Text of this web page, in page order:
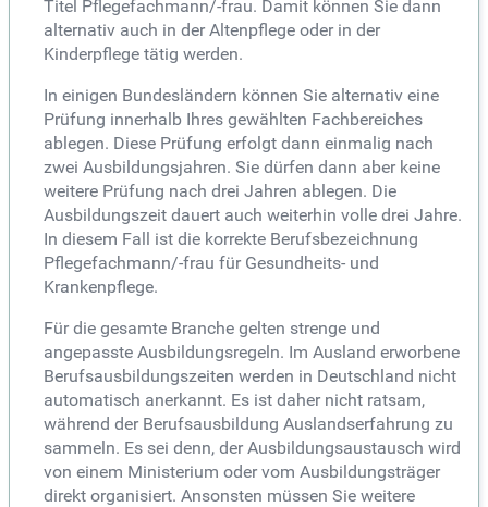
Titel Pflegefachmann/-frau. Damit können Sie dann
alternativ auch in der Altenpflege oder in der
Kinderpflege tätig werden.
In einigen Bundesländern können Sie alternativ eine
Prüfung innerhalb Ihres gewählten Fachbereiches
ablegen. Diese Prüfung erfolgt dann einmalig nach
zwei Ausbildungsjahren. Sie dürfen dann aber keine
weitere Prüfung nach drei Jahren ablegen. Die
Ausbildungszeit dauert auch weiterhin volle drei Jahre.
In diesem Fall ist die korrekte Berufsbezeichnung
Pflegefachmann/-frau für Gesundheits- und
Krankenpflege.
Für die gesamte Branche gelten strenge und
angepasste Ausbildungsregeln. Im Ausland erworbene
Berufsausbildungszeiten werden in Deutschland nicht
automatisch anerkannt. Es ist daher nicht ratsam,
während der Berufsausbildung Auslandserfahrung zu
sammeln. Es sei denn, der Ausbildungsaustausch wird
von einem Ministerium oder vom Ausbildungsträger
direkt organisiert. Ansonsten müssen Sie weitere